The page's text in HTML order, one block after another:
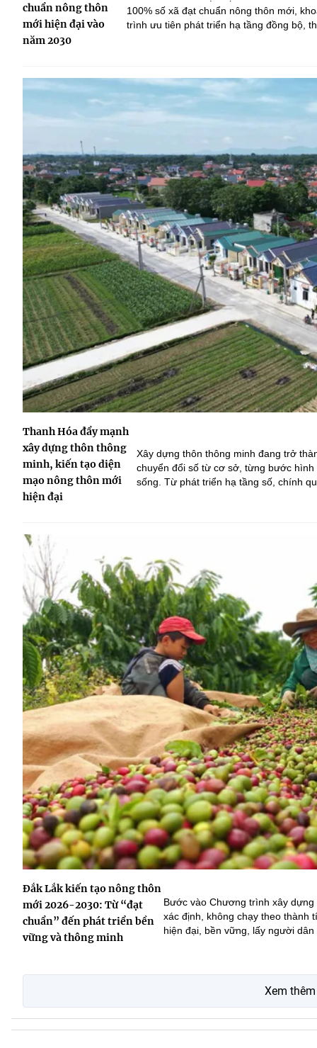
chuẩn nông thôn
mới hiện đại vào
năm 2030
100% số xã đạt chuẩn nông thôn mới,
trình ưu tiên phát triển hạ tầng đồng bộ,
Thanh Hóa đẩy mạnh
xây dựng thôn thông
minh, kiến tạo diện
mạo nông thôn mới
hiện đại
Xây dựng thôn thông minh đang trở
chuyển đổi số từ cơ sở, từng bước
sống. Từ phát triển hạ tầng số, chính
Đắk Lắk kiến tạo nông thôn
mới 2026-2030: Từ “đạt
chuẩn” đến phát triển bền
vững và thông minh
Bước vào Chương trình xây
xác định, không chạy theo thành
hiện đại, bền vững, lấy người
Xem thêm